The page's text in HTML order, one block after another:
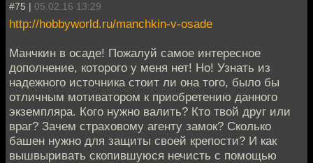
#75 | 05.02.16 13:29
http://hobbyworld.ru/manchkin-v-osade
Манчкин в осаде! Пожалуй самое интересное
дополнение, которого у меня нет! Но! Узнать из
надежного источника стоит ли она того, было бы
отличным мотиватором к приобретению данного
экземпляра. Кого нужно валить? Кто твой друг или
враг? Зачем страховому агенту замок? Сколько
башен нужно для защиты своей крепости? И как
вышвыривать скопившуюся нечисть с помощью